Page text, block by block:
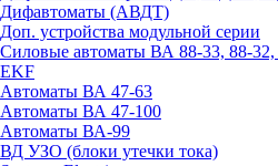
Дифавтоматы (АВДТ)
Доп. устройства модульной серии
Силовые автоматы ВА 88-33, 88-32,
EKF
Автоматы ВА 47-63
Автоматы ВА 47-100
Автоматы ВА-99
ВД УЗО (блоки утечки тока)